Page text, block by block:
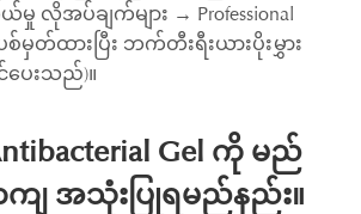
မှု လိုအပ်ချက်များ → Professional
(ပစ်မှတ်ထားပြီး ဘက်တီးရီးယားပိုးမွှား
ပေးသည်)။
Gel ကို မည်
ျ အသုံးပြုရမည်နည်း။